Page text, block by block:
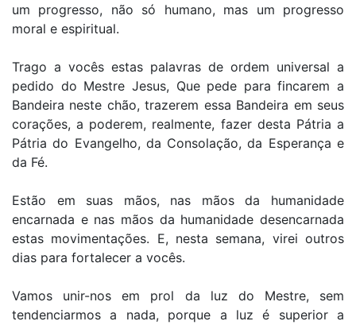
um progresso, não só humano, mas um progresso
moral e espiritual.
Trago a vocês estas palavras de ordem universal a
pedido do Mestre Jesus, Que pede para fincarem a
Bandeira neste chão, trazerem essa Bandeira em seus
corações, a poderem, realmente, fazer desta Pátria a
Pátria do Evangelho, da Consolação, da Esperança e
da Fé.
Estão em suas mãos, nas mãos da humanidade
encarnada e nas mãos da humanidade desencarnada
estas movimentações. E, nesta semana, virei outros
dias para fortalecer a vocês.
Vamos unir-nos em prol da luz do Mestre, sem
tendenciarmos a nada, porque a luz é superior a